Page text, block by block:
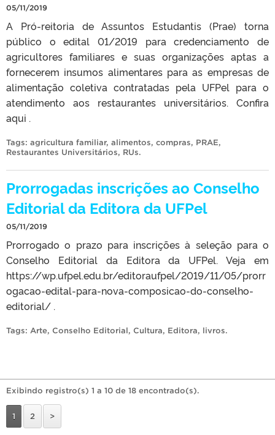
05/11/2019
A Pró-reitoria de Assuntos Estudantis (Prae) torna
público o edital 01/2019 para credenciamento de
agricultores familiares e suas organizações aptas a
fornecerem insumos alimentares para as empresas de
alimentação coletiva contratadas pela UFPel para o
atendimento aos restaurantes universitários. Confira
aqui .
Tags: agricultura familiar, alimentos, compras, PRAE,
Restaurantes Universitários, RUs.
Prorrogadas inscrições ao Conselho
Editorial da Editora da UFPel
05/11/2019
Prorrogado o prazo para inscrições à seleção para o
Conselho Editorial da Editora da UFPel. Veja em
https://wp.ufpel.edu.br/editoraufpel/2019/11/05/prorr
ogacao-edital-para-nova-composicao-do-conselho-
editorial/ .
Tags: Arte, Conselho Editorial, Cultura, Editora, livros.
Exibindo registro(s) 1 a 10 de 18 encontrado(s).
1 2 >